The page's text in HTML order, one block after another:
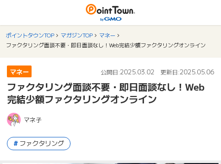
ポイントタウンTOP マガジンTOP
マネー
ファクタリング面談不要・即日面談なし！Web完結少額ファクタリングオンライン
マネー 公開日:2025.03.02 更新日:2025.05.06
ファクタリング面談不要・即日面談なし！Web
完結少額ファクタリングオンライン
マネ子
ファクタリング